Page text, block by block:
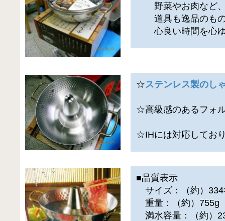
野菜やお肉など、
道具も逸品のもの
心良い時間を心ゆ
☆ステンレス製のし
☆高級感のあるフォ
☆IHには対応してお
■品質表示
サイズ：（約）
重量：（約）755g
満水容量：（約）